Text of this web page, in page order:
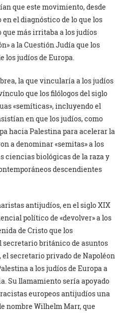
que este movimiento, desde
el diagnóstico de lo que los
que más irritaba a los judíos
a la Cuestión Judía que los
los judíos de Europa.
la que vincularía a los judíos
que los filólogos del siglo
«semíticas», incluyendo el
en que los judíos, como
hacia Palestina para acelerar la
a denominar «semitas» a los
ciencias biológicas de la raza y
descendientes
antijudíos, en el siglo XIX
político de «devolver» a los
de Cristo que los
secretario británico de asuntos
el secretario privado de Napoléon
a los judíos de Europa a
Su llamamiento sería apoyado
europeos antijudíos una
nombre Wilhelm Marr, que